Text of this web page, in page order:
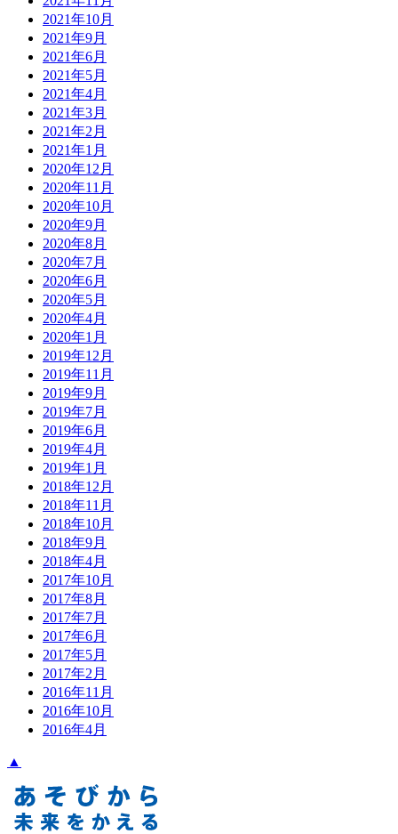
2021年10月
2021年9月
2021年6月
2021年5月
2021年4月
2021年3月
2021年2月
2021年1月
2020年12月
2020年11月
2020年10月
2020年9月
2020年8月
2020年7月
2020年6月
2020年5月
2020年4月
2020年1月
2019年12月
2019年11月
2019年9月
2019年7月
2019年6月
2019年4月
2019年1月
2018年12月
2018年11月
2018年10月
2018年9月
2018年4月
2017年10月
2017年8月
2017年7月
2017年6月
2017年5月
2017年2月
2016年11月
2016年10月
2016年4月
▲